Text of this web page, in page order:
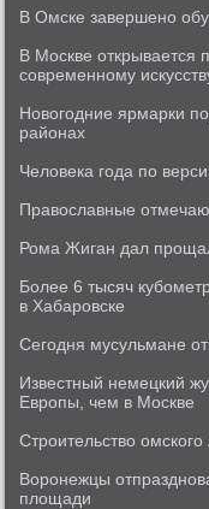
В Омске завершено
В Москве открывается
современному
Новогодние ярмарки
районах
Человека года по
Православные
Рома Жиган дал
Более 6 тысяч
в Хабаровске
Сегодня мусульмане
Известный немецкий
Европы, чем в Москве
Строительство
Воронежцы
площади